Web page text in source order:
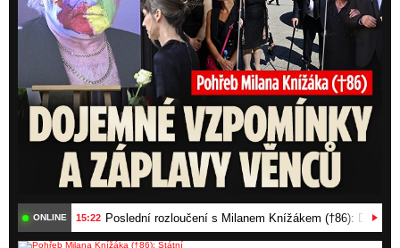
ONLINE 15:22 Poslední rozloučení s Milanem Knížákem (†86):